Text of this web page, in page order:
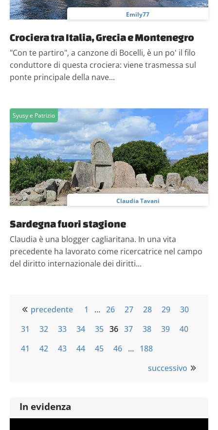
Emily77
Crociera tra Italia, Grecia e Montenegro
"Con te partiro", a canzone di Bocelli, è un po' il filo
conduttore di questa crociera: viene trasmessa sul
ponte principale della nave...
Syusy e Patrizio
Claudia Tavani
Sardegna fuori stagione
Claudia è una blogger cagliaritana. In una vita
precedente ha lavorato come ricercatrice nel campo
del diritto internazionale dei diritti...
precedente 1 … 26 27 28 29
30
31
32 33 34 35 36 37 38 39
40
41
42 43 44 45 46 … 188
successivo
In evidenza